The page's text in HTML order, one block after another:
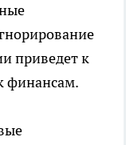
приведет к
финансам.